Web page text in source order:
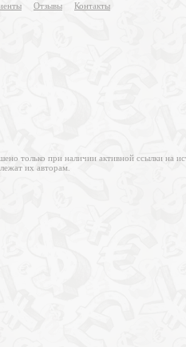
Отзывы Контакты
только при наличии активной ссылки на
их авторам.